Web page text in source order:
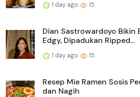
1 day ago 15
Dian Sastrowardoyo Bikin
Edgy, Dipadukan Ripped...
1 day ago 15
Resep Mie Ramen Sosis
dan Nagih